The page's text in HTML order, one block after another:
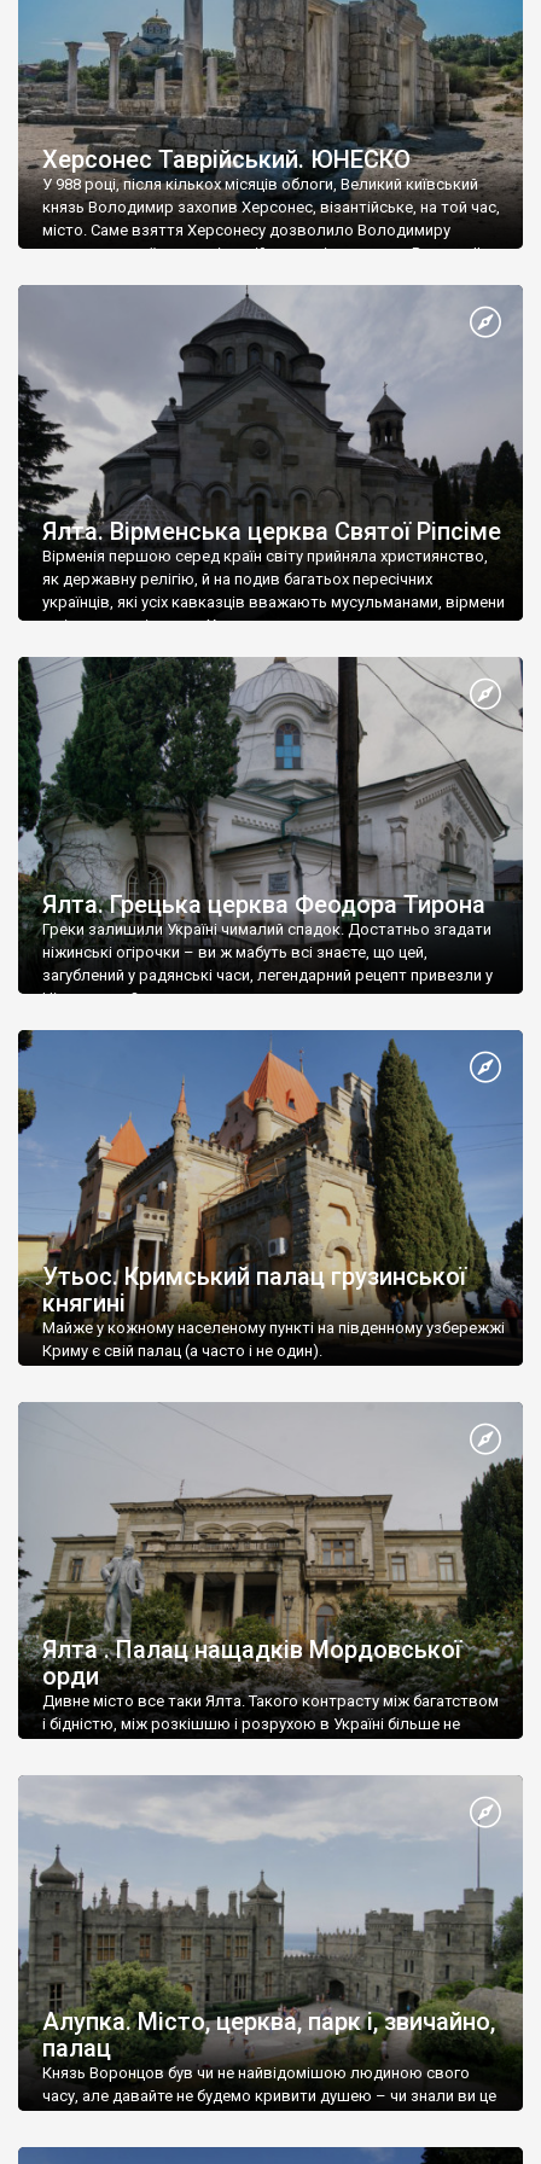
Херсонес Таврійський. ЮНЕСКО
У 988 році, після кількох місяців облоги, Великий київський
князь Володимир захопив Херсонес, візантійське, на той час,
місто. Саме взяття Херсонесу дозволило Володимиру
диктувати свої умови візантійському імператору Василю ІІ, та
Херсонесі Володимир-язичник, став Василем-християнином.
А потім було Хрещення Русі. На честь Херсонесу Таврійського
Ялта. Вірменська церква Святої Ріпсіме
Вірменія першою серед країн світу прийняла християнство,
як державну релігію, й на подив багатьох пересічних
українців, які усіх кавказців вважають мусульманами, вірмени
є відданими вірянами Христа
Ялта. Грецька церква Феодора Тирона
Греки залишили Україні чималий спадок. Достатньо згадати
ніжинські огірочки – ви ж мабуть всі знаєте, що цей,
загублений у радянські часи, легендарний рецепт привезли у
Ніжин греки?
Утьос. Кримський палац грузинської
княгині
Майже у кожному населеному пункті на південному узбережжі
Криму є свій палац (а часто і не один).
Ялта . Палац нащадків Мордовської
орди
Дивне місто все таки Ялта. Такого контрасту між багатством
і бідністю, між розкішшю і розрухою в Україні більше не
Алупка. Місто, церква, парк і, звичайно,
палац
Князь Воронцов був чи не найвідомішою людиною свого
часу, але давайте не будемо кривити душею – чи знали ви це